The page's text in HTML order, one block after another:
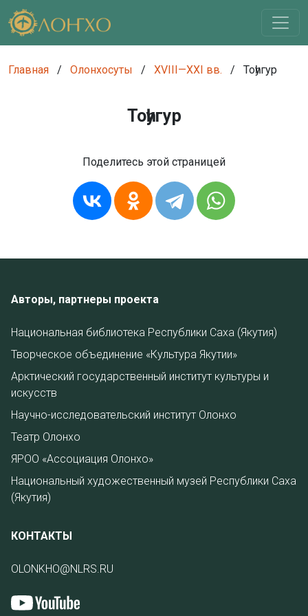
Главная / Олонхосуты / XVIII—XXI вв. / Тоһугур
Тоһугур
Поделитесь этой страницей
Авторы, партнеры проекта
Национальная библиотека Республики Саха (Якутия)
Творческое объединение «Культура Якутии»
Арктический государственный институт культуры и
искусств
Научно-исследовательский институт Олонхо
Театр Олонхо
ЯРОО «Ассоциация Олонхо»
Национальный художественный музей Республики Саха
(Якутия)
КОНТАКТЫ
OLONKHO@NLRS.RU